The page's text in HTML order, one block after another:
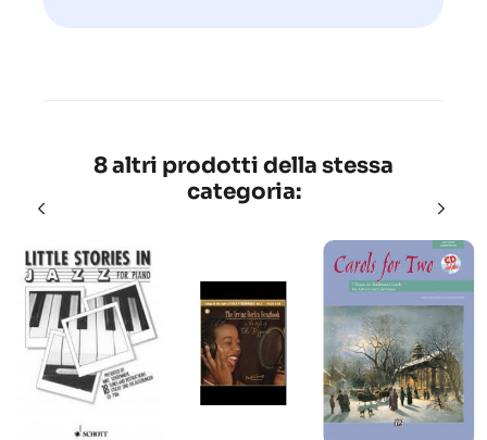
8 altri prodotti della stessa
categoria: